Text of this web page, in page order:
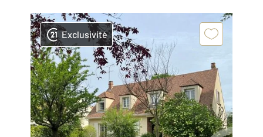
Exclusivité